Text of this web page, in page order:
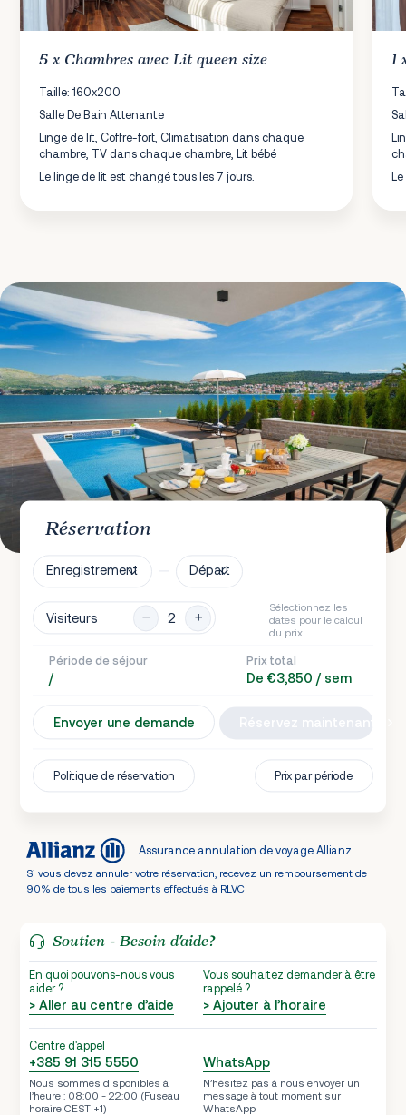
5 x Chambres avec Lit queen size
Taille: 160x200
Salle De Bain Attenante
Linge de lit, Coffre-fort, Climatisation dans chaque
chambre, TV dans chaque chambre, Lit bébé
Le linge de lit est changé tous les 7 jours.
1
Réservation
Enregistrement Départ
Visiteurs
Sélectionnez les
dates pour le calcul
du prix
Période de séjour
/
Prix total
De €3,850 / sem
Envoyer une demande
Politique de réservation Prix par période
Assurance annulation de voyage Allianz
Si vous devez annuler votre réservation, recevez un remboursement de
90% de tous les paiements effectués à RLVC
Soutien - Besoin d’aide?
En quoi pouvons-nous vous
aider ?
> Aller au centre d’aide
Vous souhaitez demander à être
rappelé ?
> Ajouter à l’horaire
Centre d'appel
+385 91 315 5550
Nous sommes disponibles à
l’heure : 08:00 - 22:00 (Fuseau
horaire CEST +1)
WhatsApp
N’hésitez pas à nous envoyer un
message à tout moment sur
WhatsApp